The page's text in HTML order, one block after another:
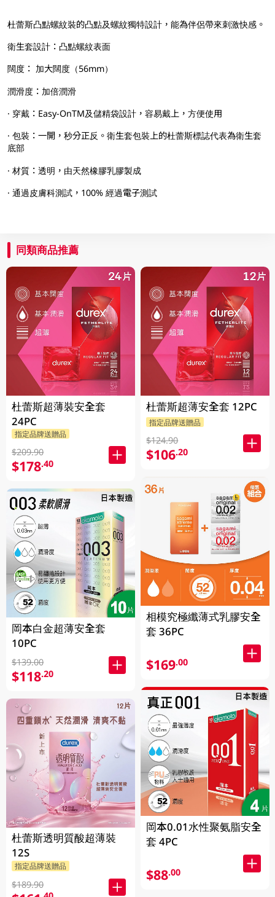
杜蕾斯凸點螺紋裝的凸點及螺紋獨特設計，能為伴侶帶來刺激快感。
衛生套設計：凸點螺紋表面
闊度： 加大闊度（56mm）
潤滑度：加倍潤滑
· 穿戴：Easy-OnTM及儲精袋設計，容易戴上，方便使用
· 包裝：一開，秒分正反。衛生套包裝上的杜蕾斯標誌代表為衛生套
底部
· 材質：透明，由天然橡膠乳膠製成
· 通過皮膚科測試，100% 經過電子測試
同類商品推薦
杜蕾斯超薄裝安全套
24PC
指定品牌送贈品
$209.90
$178.40
岡本白金超薄安全套
10PC
$139.00
$118.20
杜蕾斯透明質酸超薄裝
12S
指定品牌送贈品
$189.90
杜蕾斯超薄安全套 12PC
指定品牌送贈品
$124.90
$106.20
相模究極纖薄式乳膠安全
套 36PC
$169.00
岡本0.01水性聚氨脂安全
套 4PC
$88.00